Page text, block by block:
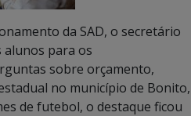
da SAD, o secretário
alunos para os
sobre orçamento,
no município de Bonito,
de futebol, o destaque ficou